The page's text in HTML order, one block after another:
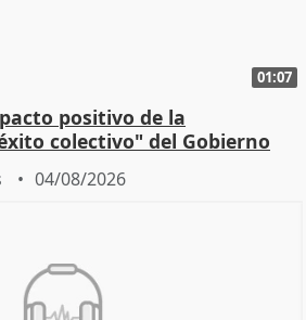
01:07
positivo de la
colectivo" del Gobierno
04/08/2026